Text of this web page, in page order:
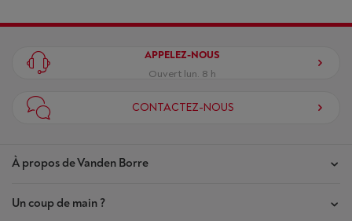
À propos de Vanden Borre
Nos magasins
Un coup de main ?
APPELEZ-NOUS
Ouvert lun. 8 h
CONTACTEZ-NOUS